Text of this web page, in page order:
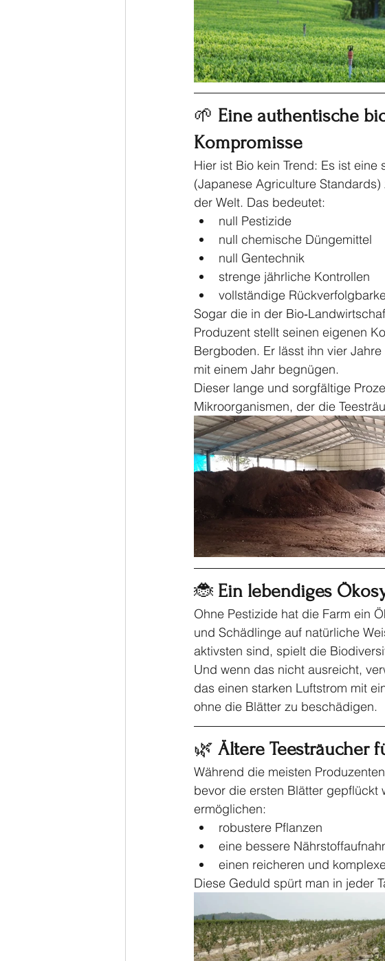
🌱 Eine authentische
Kompromisse
Hier ist Bio kein Trend: Es ist
(Japanese Agriculture
der Welt. Das bedeutet:
null Pestizide
null chemische Düngemittel
null Gentechnik
strenge jährliche Kontrollen
vollständige
Sogar die in der
Produzent stellt seinen eigenen
Bergboden. Er lässt ihn vier
mit einem Jahr begnügen.
Dieser lange und sorgfältige
Mikroorganismen, der die
🐞 Ein lebendiges
Ohne Pestizide hat die Farm ein
und Schädlinge auf natürliche
aktivsten sind, spielt die
Und wenn das nicht ausreicht,
das einen starken Luftstrom mit
ohne die Blätter zu beschädigen.
🌿 Ältere Teesträucher
Während die meisten
bevor die ersten Blätter gepflückt
ermöglichen:
robustere Pflanzen
eine bessere
einen reicheren und
Diese Geduld spürt man in jeder